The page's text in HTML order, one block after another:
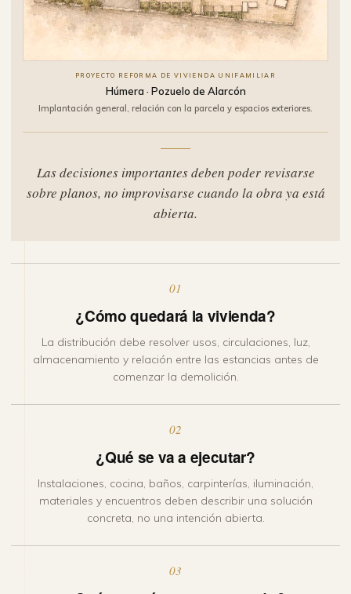
PROYECTO REFORMA DE VIVIENDA UNIFAMILIAR
Húmera · Pozuelo de Alarcón
Implantación general, relación con la parcela y espacios exteriores.
Las decisiones importantes deben poder revisarse
sobre planos, no improvisarse cuando la obra ya está
abierta.
01
¿Cómo quedará la vivienda?
La distribución debe resolver usos, circulaciones, luz,
almacenamiento y relación entre las estancias antes de
comenzar la demolición.
02
¿Qué se va a ejecutar?
Instalaciones, cocina, baños, carpinterías, iluminación,
materiales y encuentros deben describir una solución
concreta, no una intención abierta.
03